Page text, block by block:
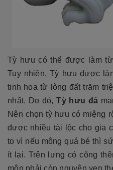
Tỳ hưu có thể được làm
Tuy nhiên, Tỳ hưu được
tinh hoa từ lòng đất trăm
nhất. Do đó,Tỳ hưu đá
Nên chọn tỳ hưu có miệng
được nhiều tài lộc cho gia
to vì nếu mông quá bé thì
ít lại. Trên lưng có cõng
môn phải còn nguyên vẹn